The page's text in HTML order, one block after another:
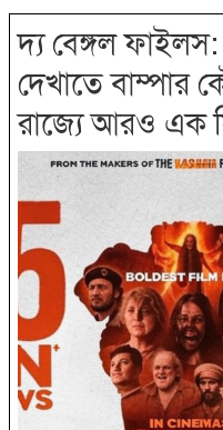
দ্য বেঙ্গল
দেখাতে বাম্পার
রাজ্যে আরও এক